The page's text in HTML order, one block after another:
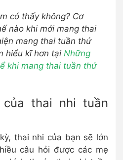
có thấy không? Cơ
nào khi mới mang thai
mang thai tuần thứ
hiểu kĩ hơn tại Những
khi mang thai tuần thứ
thai nhi tuần
thai nhi của bạn sẽ lớn
câu hỏi được các mẹ